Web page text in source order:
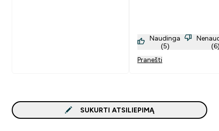
Naudinga
(5)
Pranešti
SUKURTI ATSILIEPIMĄ